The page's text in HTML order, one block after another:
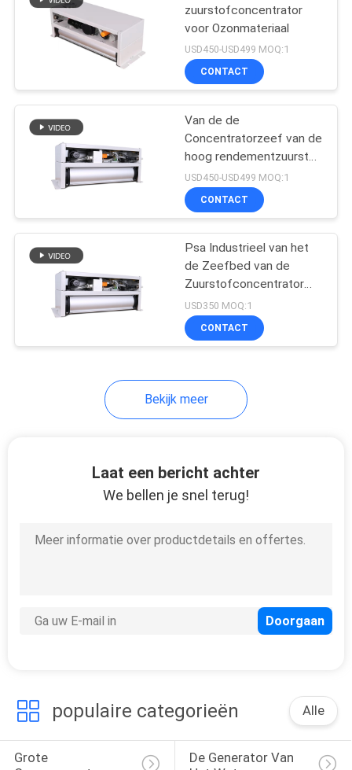
De Generator van
het aquicultuurozon
Het Waterreiniging
van de
ozongenerator
45
Hulpfaciliteiten van
De Delen van de
19
zuurstofconcentrator
voor Ozonmateriaal
USD450-USD499 MOQ:1
CONTACT
Van de de
Concentratorzeef van de
hoog rendementzuurstof
het Bed 10L 8L voor
Viskwekerij
USD450-USD499 MOQ:1
CONTACT
Psa Industrieel van het
de Zeefbed van de
Zuurstofconcentrator
Moleculair Hoog
rendement 10 Lpm
USD350 MOQ:1
CONTACT
Bekijk meer
Laat een bericht achter
We bellen je snel terug!
populaire categorieën Alle
Grote
De Generator Van